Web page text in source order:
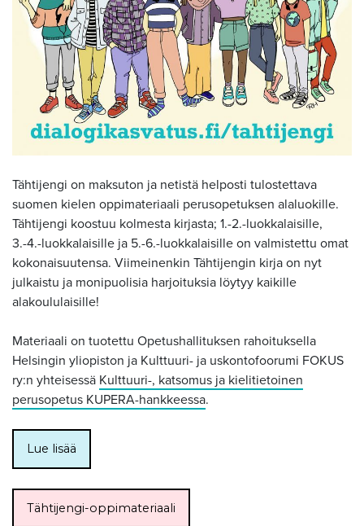
Tähtijengi on maksuton ja netistä helposti tulostettava
suomen kielen oppimateriaali perusopetuksen alaluokille.
Tähtijengi koostuu kolmesta kirjasta; 1.-2.-luokkalaisille,
3.-4.-luokkalaisille ja 5.-6.-luokkalaisille on valmistettu omat
kokonaisuutensa. Viimeinenkin Tähtijengin kirja on nyt
julkaistu ja monipuolisia harjoituksia löytyy kaikille
alakoululaisille!
Materiaali on tuotettu Opetushallituksen rahoituksella
Helsingin yliopiston ja Kulttuuri- ja uskontofoorumi FOKUS
ry:n yhteisessä Kulttuuri-, katsomus ja kielitietoinen
perusopetus KUPERA-hankkeessa.
Lue lisää
Tähtijengi-oppimateriaali